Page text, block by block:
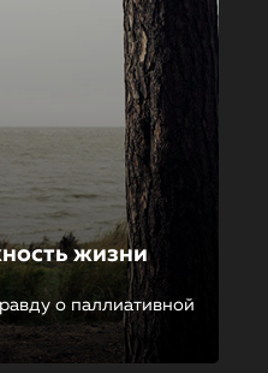
жизни
о паллиативной